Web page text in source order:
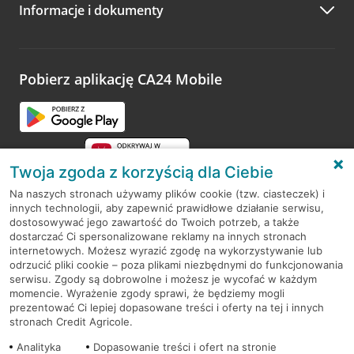
Zachęcamy do podzielenia się z nami opinią o wizycie.
opinie.
Informacje i dokumenty
Pobierz aplikację CA24 Mobile
RODO
Regulamin serwisu
Mapa serwisu
PolitykaCookies
Twoja zgoda z korzyścią dla Ciebie
Na naszych stronach używamy plików cookie (tzw. ciasteczek) i
innych technologii, aby zapewnić prawidłowe działanie serwisu,
dostosowywać jego zawartość do Twoich potrzeb, a także
dostarczać Ci spersonalizowane reklamy na innych stronach
internetowych. Możesz wyrazić zgodę na wykorzystywanie lub
odrzucić pliki cookie – poza plikami niezbędnymi do funkcjonowania
serwisu. Zgody są dobrowolne i możesz je wycofać w każdym
momencie. Wyrażenie zgody sprawi, że będziemy mogli
prezentować Ci lepiej dopasowane treści i oferty na tej i innych
stronach Credit Agricole.
Analityka
Dopasowanie treści i ofert na stronie